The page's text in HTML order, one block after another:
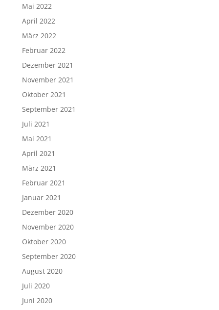
Mai 2022
April 2022
März 2022
Februar 2022
Dezember 2021
November 2021
Oktober 2021
September 2021
Juli 2021
Mai 2021
April 2021
März 2021
Februar 2021
Januar 2021
Dezember 2020
November 2020
Oktober 2020
September 2020
August 2020
Juli 2020
Juni 2020